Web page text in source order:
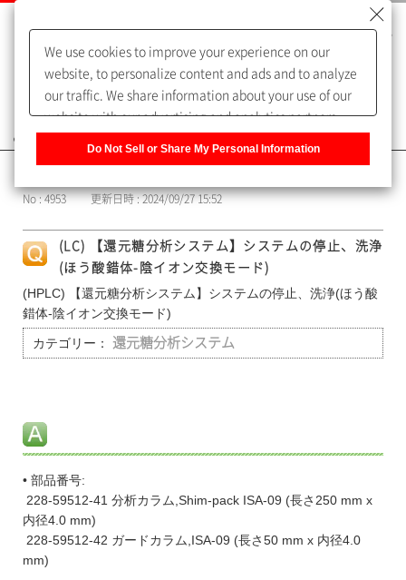
よくあるご質問（FAQ）
No : 4953 更新日時 : 2024/09/27 15:52
(LC) 【還元糖分析システム】システムの停止、洗浄
(ほう酸錯体-陰イオン交換モード)
(HPLC) 【還元糖分析システム】システムの停止、洗浄(ほう酸
錯体-陰イオン交換モード)
カテゴリー： 還元糖分析システム
• 部品番号:
228-59512-41 分析カラム,Shim-pack ISA-09 (長さ250 mm x
内径4.0 mm)
228-59512-42 ガードカラム,ISA-09 (長さ50 mm x 内径4.0
mm)
We use cookies to improve your experience on our
website, to personalize content and ads and to analyze
our traffic. We share information about your use of our
website with our advertising and analytics partners,
of our sharing information about you with our partners.
Information] to customize your cookie settings on our
website.Privacy Policy
Do Not Sell or Share My Personal Information